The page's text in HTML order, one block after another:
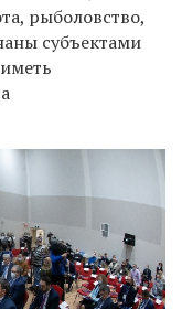
рыболовство,
субъектами